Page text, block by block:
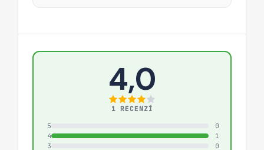
4,0
1 RECENZÍ
5
0
4
1
3
0